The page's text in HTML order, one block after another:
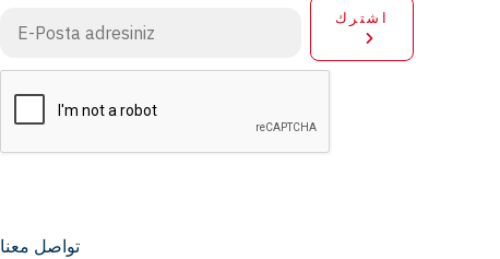
تواصل معنا